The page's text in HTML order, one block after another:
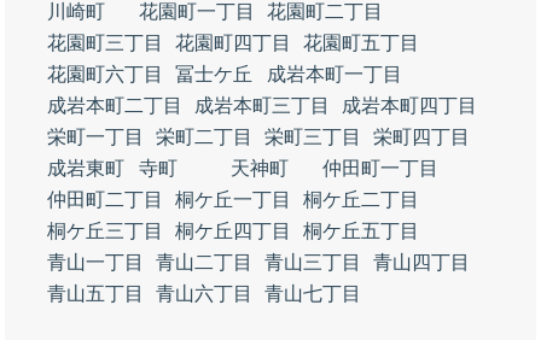
川崎町
花園町一丁目
花園町二丁目
花園町三丁目
花園町四丁目
花園町五丁目
花園町六丁目
冨士ケ丘
成岩本町一丁目
成岩本町二丁目
成岩本町三丁目
成岩本町四丁目
栄町一丁目
栄町二丁目 栄町三丁目
栄町四丁目
成岩東町
寺町 天神町
仲田町一丁目
仲田町二丁目
桐ケ丘一丁目
桐ケ丘二丁目
桐ケ丘三丁目
桐ケ丘四丁目
桐ケ丘五丁目
青山一丁目
青山二丁目 青山三丁目
青山四丁目
青山五丁目
青山六丁目 青山七丁目